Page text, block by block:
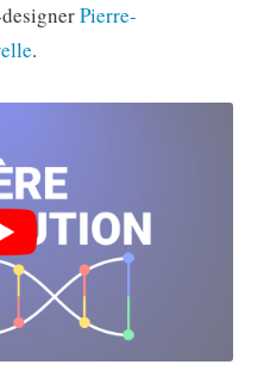
Pierre-
.